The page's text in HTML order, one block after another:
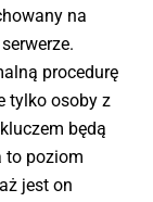
na
procedurę
tylko osoby z
będą
to poziom
jest on